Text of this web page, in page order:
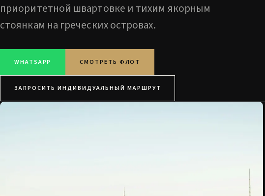
приоритетной швартовке и тихим якорным
стоянкам на греческих островах.
WHATSAPP СМОТРЕТЬ ФЛОТ
ЗАПРОСИТЬ ИНДИВИДУАЛЬНЫЙ МАРШРУТ